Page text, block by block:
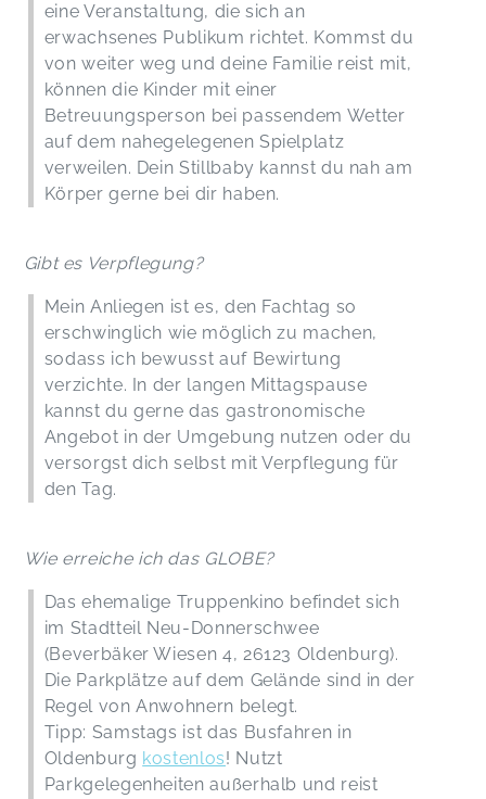
eine Veranstaltung, die sich an
erwachsenes Publikum richtet. Kommst du
von weiter weg und deine Familie reist mit,
können die Kinder mit einer
Betreuungsperson bei passendem Wetter
auf dem nahegelegenen Spielplatz
verweilen. Dein Stillbaby kannst du nah am
Körper gerne bei dir haben.
Gibt es Verpflegung?
Mein Anliegen ist es, den Fachtag so
erschwinglich wie möglich zu machen,
sodass ich bewusst auf Bewirtung
verzichte. In der langen Mittagspause
kannst du gerne das gastronomische
Angebot in der Umgebung nutzen oder du
versorgst dich selbst mit Verpflegung für
den Tag.
Wie erreiche ich das GLOBE?
Das ehemalige Truppenkino befindet sich
im Stadtteil Neu-Donnerschwee
(Beverbäker Wiesen 4, 26123 Oldenburg).
Die Parkplätze auf dem Gelände sind in der
Regel von Anwohnern belegt.
Tipp: Samstags ist das Busfahren in
Oldenburg kostenlos! Nutzt
Parkgelegenheiten außerhalb und reist